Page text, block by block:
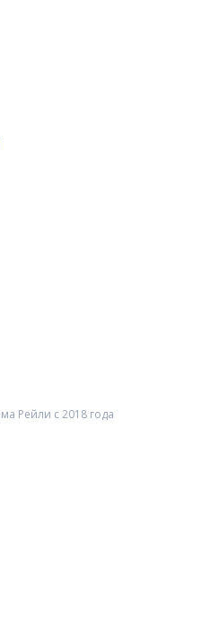
Рейли c 2018 года